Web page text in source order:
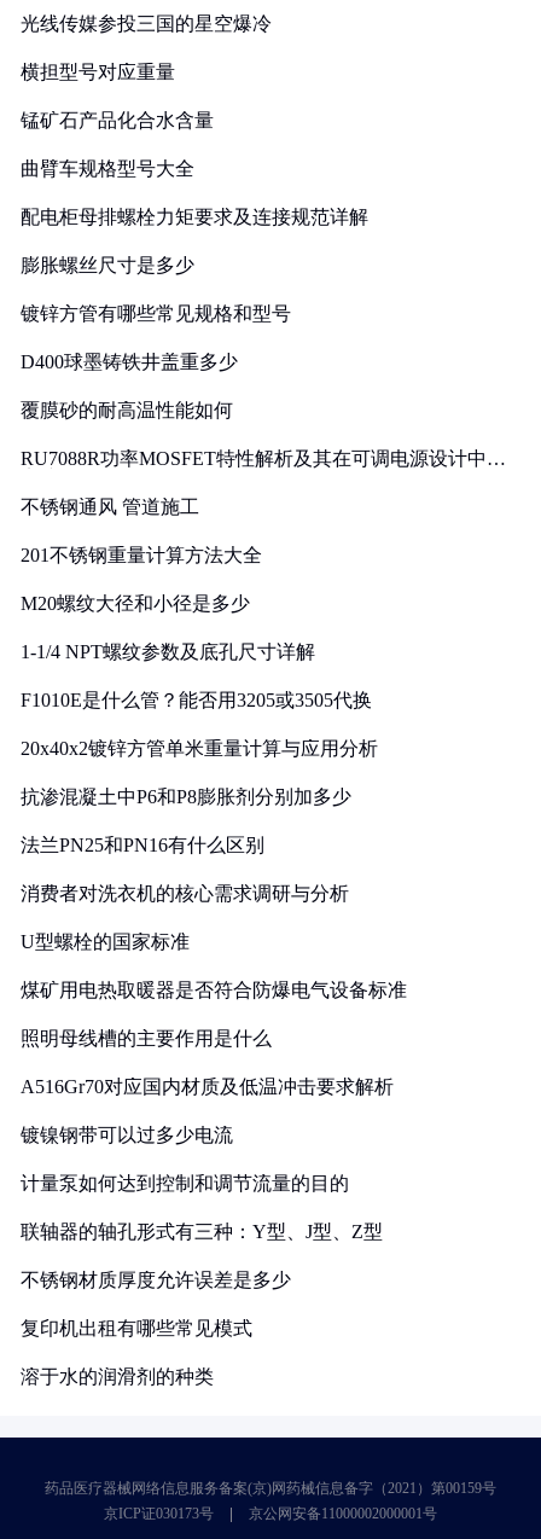
光线传媒参投三国的星空爆冷
横担型号对应重量
锰矿石产品化合水含量
曲臂车规格型号大全
配电柜母排螺栓力矩要求及连接规范详解
膨胀螺丝尺寸是多少
镀锌方管有哪些常见规格和型号
D400球墨铸铁井盖重多少
覆膜砂的耐高温性能如何
RU7088R功率MOSFET特性解析及其在可调电源设计中的
不锈钢通风 管道施工
201不锈钢重量计算方法大全
M20螺纹大径和小径是多少
1-1/4 NPT螺纹参数及底孔尺寸详解
F1010E是什么管？能否用3205或3505代换
20x40x2镀锌方管单米重量计算与应用分析
抗渗混凝土中P6和P8膨胀剂分别加多少
法兰PN25和PN16有什么区别
消费者对洗衣机的核心需求调研与分析
U型螺栓的国家标准
煤矿用电热取暖器是否符合防爆电气设备标准
照明母线槽的主要作用是什么
A516Gr70对应国内材质及低温冲击要求解析
镀镍钢带可以过多少电流
计量泵如何达到控制和调节流量的目的
联轴器的轴孔形式有三种：Y型、J型、Z型
不锈钢材质厚度允许误差是多少
复印机出租有哪些常见模式
溶于水的润滑剂的种类
药品医疗器械网络信息服务备案(京)网药械信息备字（2021）第00159号
京ICP证030173号
京公网安备11000002000001号